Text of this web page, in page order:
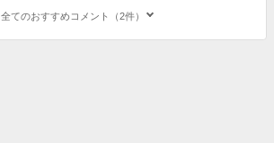
全てのおすすめコメント（2件）